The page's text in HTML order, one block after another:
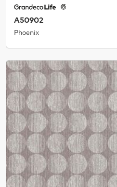
A50902
Phoenix